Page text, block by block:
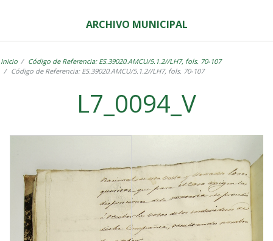
ARCHIVO MUNICIPAL
Inicio
Código de Referencia: ES.39020.AMCU/5.1.2//LH7, fols. 70-107
Código de Referencia: ES.39020.AMCU/5.1.2//LH7, fols. 70-107
L7_0094_V